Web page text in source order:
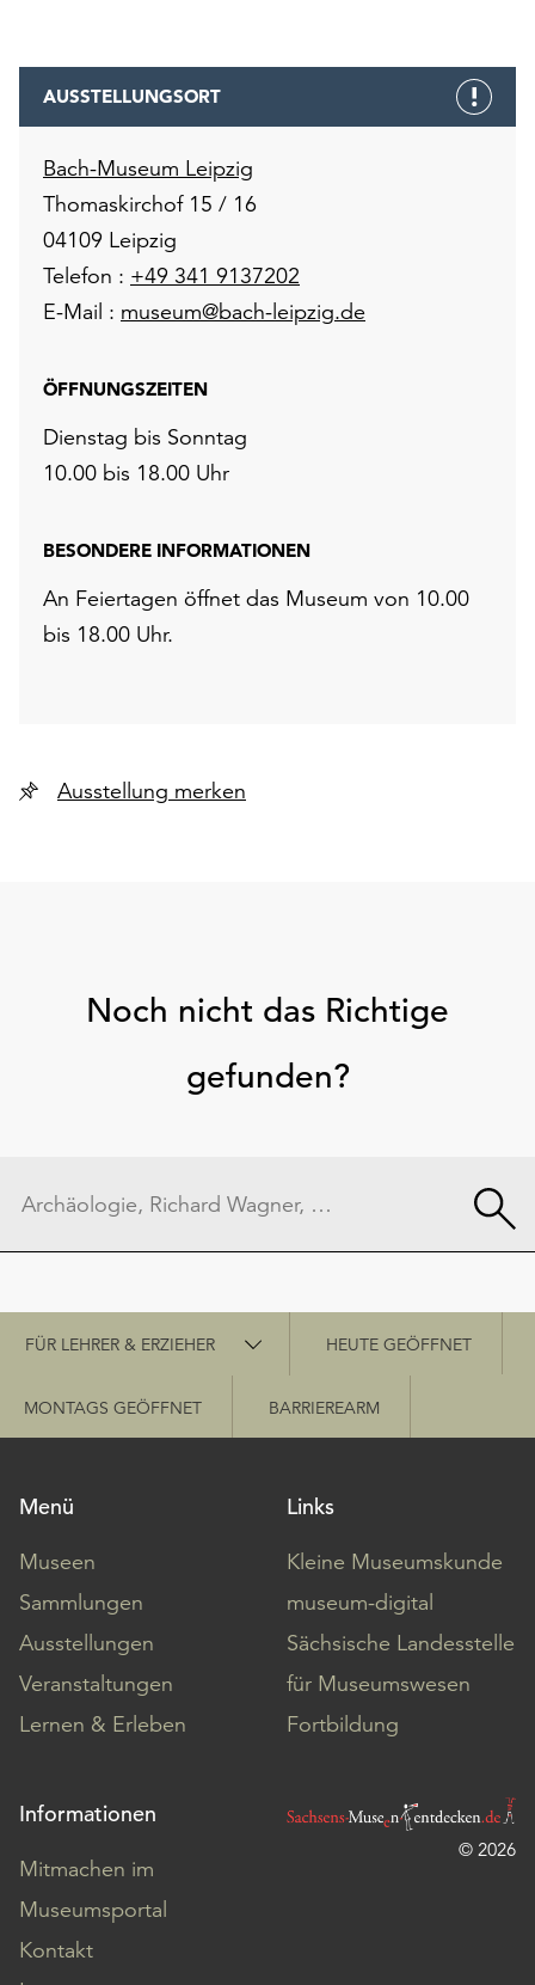
AUSSTELLUNGSORT
Bach-Museum Leipzig
Thomaskirchof 15 / 16
04109 Leipzig
Telefon : +49 341 9137202
E-Mail : museum@bach-leipzig.de
ÖFFNUNGSZEITEN
Dienstag bis Sonntag
10.00 bis 18.00 Uhr
BESONDERE INFORMATIONEN
An Feiertagen öffnet das Museum von 10.00
bis 18.00 Uhr.
Ausstellung merken
Noch nicht das Richtige
gefunden?
Schnellzugriff
FÜR LEHRER & ERZIEHER HEUTE GEÖFFNET
MONTAGS GEÖFFNET BARRIEREARM
Menü
Museen
Sammlungen
Ausstellungen
Veranstaltungen
Lernen & Erleben
Links
Kleine Museumskunde
museum-digital
Sächsische Landesstelle
für Museumswesen
Fortbildung
Informationen
Mitmachen im
Museumsportal
Kontakt
© 2026